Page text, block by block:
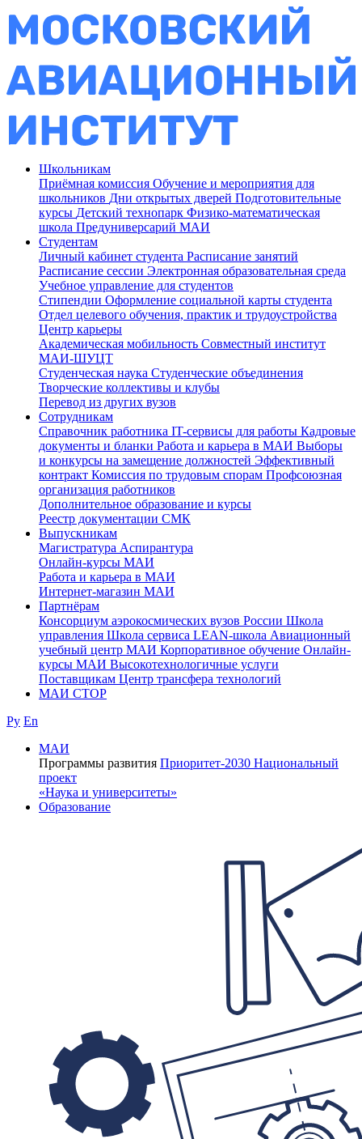
Школьникам
Приёмная комиссия Обучение и мероприятия для
школьников Дни открытых дверей Подготовительные
курсы Детский технопарк Физико-математическая
школа Предуниверсарий МАИ
Студентам
Личный кабинет студента Расписание занятий
Расписание сессии Электронная образовательная среда
Учебное управление для студентов
Стипендии Оформление социальной карты студента
Отдел целевого обучения, практик и трудоустройства
Центр карьеры
Академическая мобильность Совместный институт
МАИ-ШУЦТ
Студенческая наука Студенческие объединения
Творческие коллективы и клубы
Перевод из других вузов
Сотрудникам
Cправочник работника IT-сервисы для работы Кадровые
документы и бланки Работа и карьера в МАИ Выборы
и конкурсы на замещение должностей Эффективный
контракт Комиссия по трудовым спорам Профсоюзная
организация работников
Дополнительное образование и курсы
Реестр документации СМК
Выпускникам
Магистратура Аспирантура
Онлайн-курсы МАИ
Работа и карьера в МАИ
Интернет-магазин МАИ
Партнёрам
Консорциум аэрокосмических вузов России Школа
управления Школа сервиса LEAN-школа Авиационный
учебный центр МАИ Корпоративное обучение Онлайн-
курсы МАИ Высокотехнологичные услуги
Поставщикам Центр трансфера технологий
МАИ СТОР
Ру En
МАИ
Программы развития Приоритет-2030 Национальный
проект
«Наука и университеты»
Образование